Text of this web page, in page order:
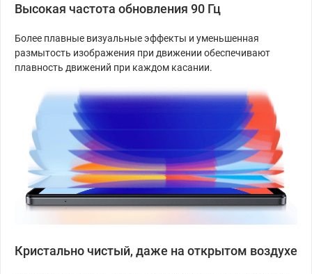
Высокая частота обновления 90 Гц
Более плавные визуальные эффекты и уменьшенная
размытость изображения при движении обеспечивают
плавность движений при каждом касании.
Кристально чистый, даже на открытом воздухе